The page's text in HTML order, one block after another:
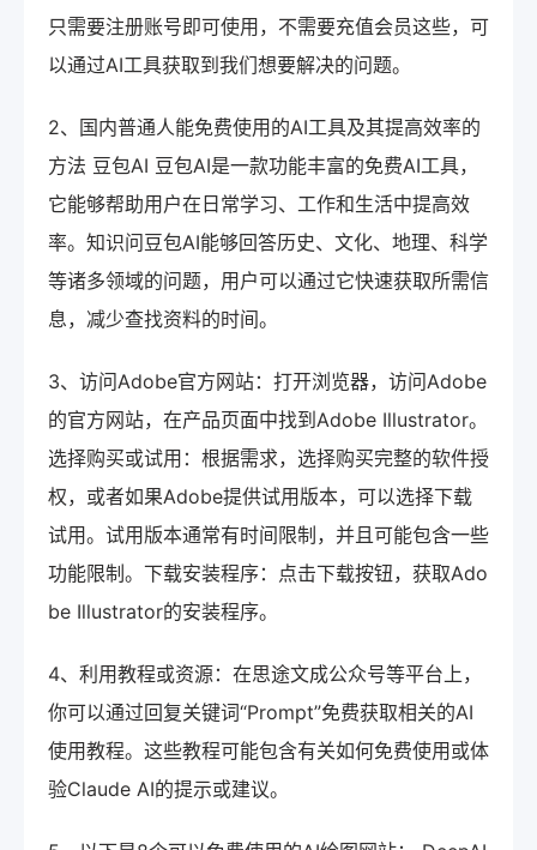
只需要注册账号即可使用，不需要充值会员这些，可
以通过AI工具获取到我们想要解决的问题。
2、国内普通人能免费使用的AI工具及其提高效率的
方法 豆包AI 豆包AI是一款功能丰富的免费AI工具，
它能够帮助用户在日常学习、工作和生活中提高效
率。知识问豆包AI能够回答历史、文化、地理、科学
等诸多领域的问题，用户可以通过它快速获取所需信
息，减少查找资料的时间。
3、访问Adobe官方网站：打开浏览器，访问Adobe
的官方网站，在产品页面中找到Adobe Illustrator。
选择购买或试用：根据需求，选择购买完整的软件授
权，或者如果Adobe提供试用版本，可以选择下载
试用。试用版本通常有时间限制，并且可能包含一些
功能限制。下载安装程序：点击下载按钮，获取Ado
be Illustrator的安装程序。
4、利用教程或资源：在思途文成公众号等平台上，
你可以通过回复关键词“Prompt”免费获取相关的AI
使用教程。这些教程可能包含有关如何免费使用或体
验Claude AI的提示或建议。